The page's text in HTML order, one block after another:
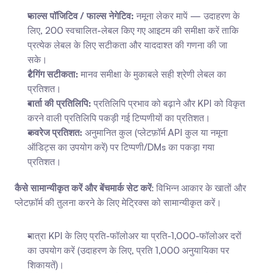
फाल्स पॉजिटिव / फाल्स नेगेटिव: नमूना लेकर मापें — उदाहरण के
लिए, 200 स्वचालित-लेबल किए गए आइटम की समीक्षा करें ताकि
प्रत्येक लेबल के लिए सटीकता और याददाश्त की गणना की जा
सके।
टैगिंग सटीकता: मानव समीक्षा के मुकाबले सही श्रेणी लेबल का
प्रतिशत।
वार्ता की प्रतिलिपि: प्रतिलिपि प्रभाव को बढ़ाने और KPI को विकृत
करने वाली प्रतिलिपि पकड़ी गई टिप्पणीयों का प्रतिशत।
कवरेज प्रतिशत: अनुमानित कुल (प्लेटफ़ॉर्म API कुल या नमूना
ऑडिट्स का उपयोग करें) पर टिप्पणी/DMs का पकड़ा गया
प्रतिशत।
कैसे सामान्यीकृत करें और बेंचमार्क सेट करें: विभिन्न आकार के खातों और
प्लेटफ़ॉर्म की तुलना करने के लिए मेट्रिक्स को सामान्यीकृत करें।
मात्रा KPI के लिए प्रति-फॉलोअर या प्रति-1,000-फॉलोअर दरों
का उपयोग करें (उदाहरण के लिए, प्रति 1,000 अनुयायिका पर
शिकायतें)।